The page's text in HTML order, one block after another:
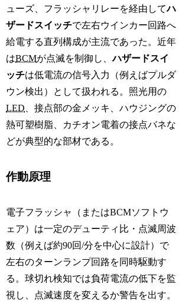
ューズ、フラッシャリレーを経由してハ
ザードスイッチで左右ウインカー回路へ
給電する直列構成が主流であった。近年
はBCMが点滅を制御し、ハザードスイ
ッチは低電流の信号入力（例えばプルダ
ウン検出）として扱われる。照光用の
LED 、接点部の金メッキ、ハウジングの
熱可塑樹脂、カチオン電着の接点バネな
どが典型的な部材である。
作動原理
電子フラッシャ（またはBCMソフトウ
ェア）は一定のデューティ比・点滅周波
数（例えば約90回/分を中心に設計）で
左右のターンランプ回路を同時駆動す
る。球切れ検知では負荷電流の低下を監
視し、点滅速度を変えるか警告を出す。